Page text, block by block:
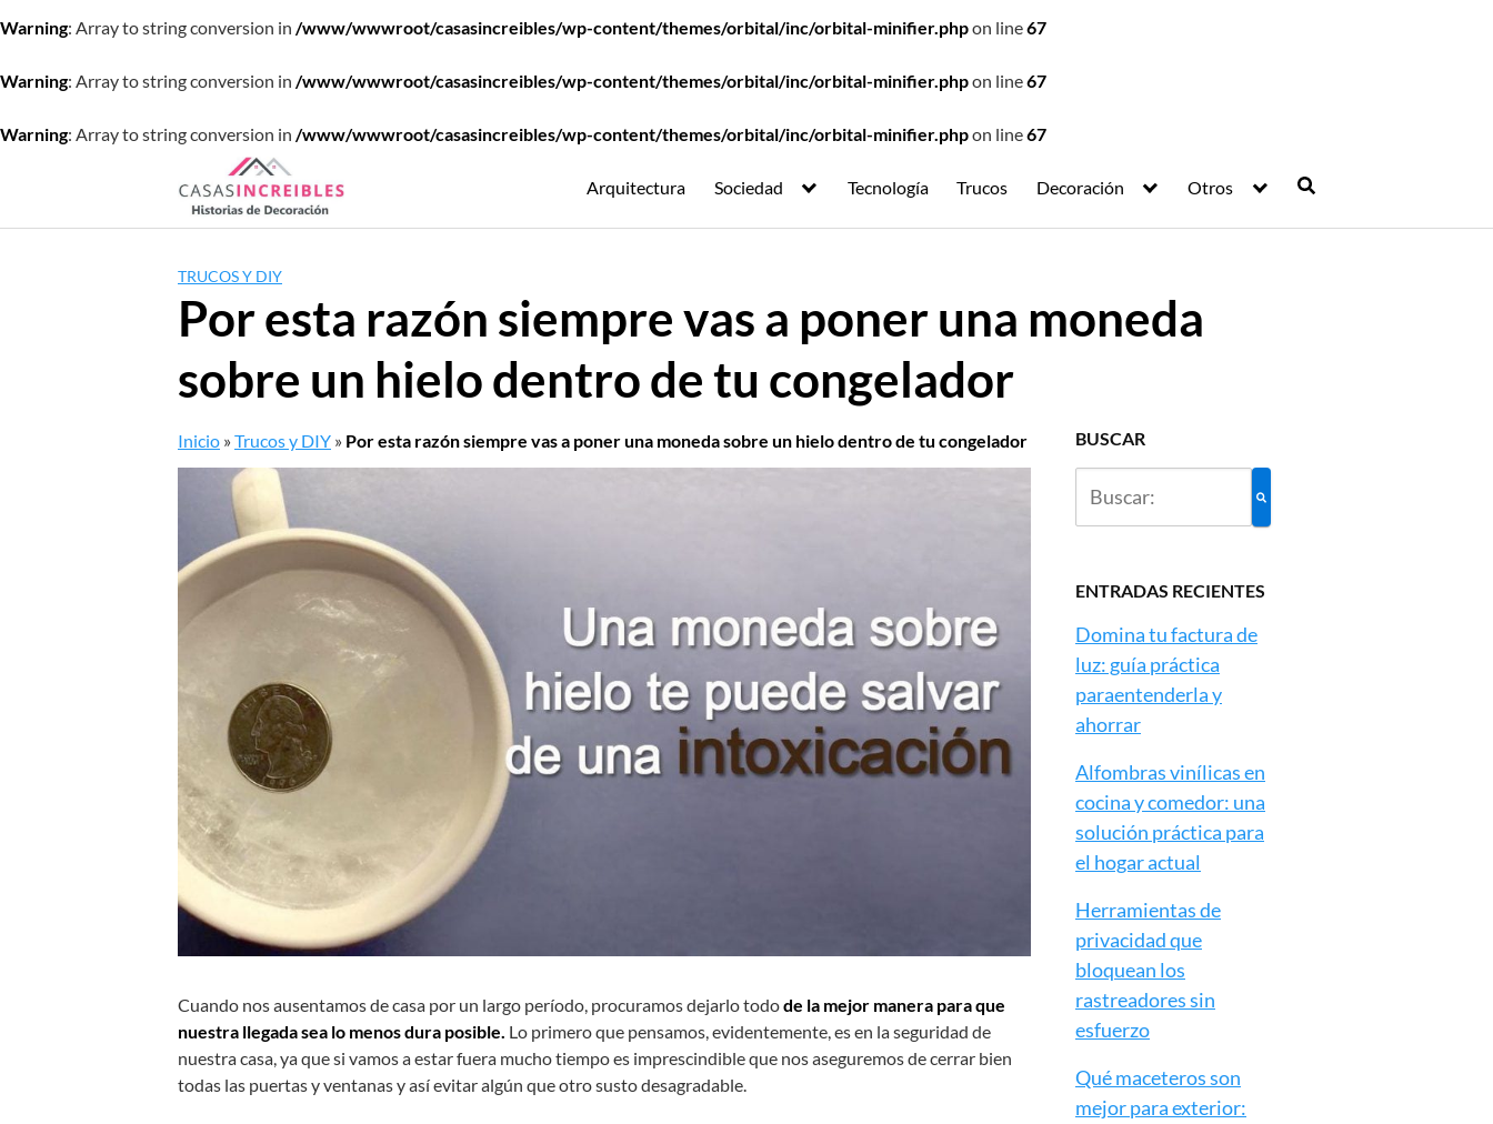
Warning: Array to string conversion in /www/wwwroot/casasincreibles/wp-content/themes/orbital/inc/orbital-minifier.phpon line67
Warning: Array to string conversion in /www/wwwroot/casasincreibles/wp-content/themes/orbital/inc/orbital-minifier.phpon line67
Warning: Array to string conversion in /www/wwwroot/casasincreibles/wp-content/themes/orbital/inc/orbital-minifier.phpon line67
Arquitectura Sociedad Tecnología Trucos Decoración Otros
TRUCOS Y DIY
Por esta razón siempre vas a poner una moneda
sobre un hielo dentro de tu congelador
Inicio »Trucos y DIY » Por esta razón siempre vas a poner una moneda sobre un hielo dentro de tu congelador
Cuando nos ausentamos de casa por un largo período, procuramos dejarlo todode la mejor manera para que
nuestra llegada sea lo menos dura posible. Lo primero que pensamos, evidentemente, es en la seguridad de
nuestra casa, ya que si vamos a estar fuera mucho tiempo es imprescindible que nos aseguremos de cerrar bien
todas las puertas y ventanas y así evitar algún que otro susto desagradable.
BUSCAR
ENTRADAS RECIENTES
Domina tu factura de
luz: guía práctica
paraentenderla y
ahorrar
Alfombras vinílicas en
cocina y comedor: una
solución práctica para
el hogar actual
Herramientas de
privacidad que
bloquean los
rastreadores sin
esfuerzo
Qué maceteros son
mejor para exterior: